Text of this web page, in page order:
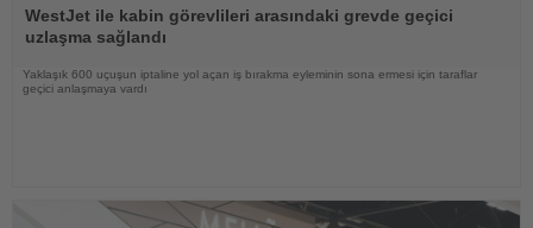
Oku
WestJet ile kabin görevlileri arasındaki grevde geçici
uzlaşma sağlandı
Yaklaşık 600 uçuşun iptaline yol açan iş bırakma eyleminin sona ermesi için taraflar
geçici anlaşmaya vardı